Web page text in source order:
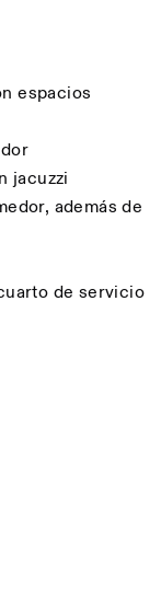
espacios
jacuzzi
además de
de servicio